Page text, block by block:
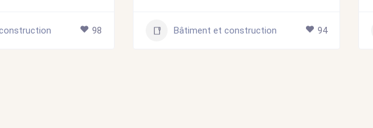
98 Bâtiment et construction 94